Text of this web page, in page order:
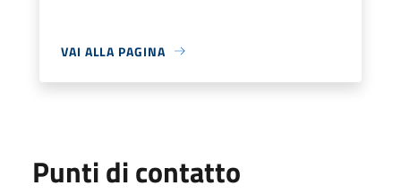
VAI ALLA PAGINA
Punti di contatto